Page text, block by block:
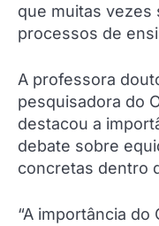
que muitas vezes
processos de
A professora
pesquisadora do
destacou a
debate sobre
concretas dentro
“A importância do